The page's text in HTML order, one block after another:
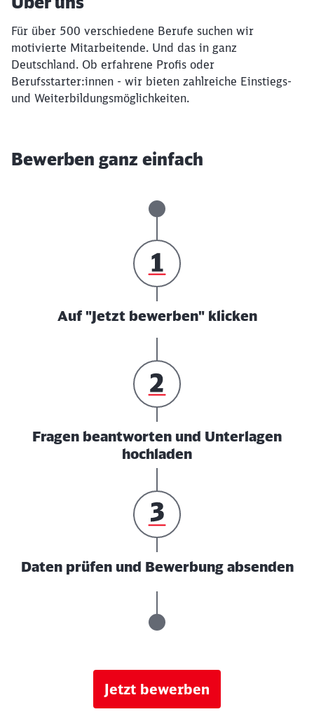
Für über 500 verschiedene Berufe suchen wir
motivierte Mitarbeitende. Und das in ganz
Deutschland. Ob erfahrene Profis oder
Berufsstarter:innen - wir bieten zahlreiche Einstiegs-
und Weiterbildungsmöglichkeiten.
Bewerben ganz einfach
Auf "Jetzt bewerben" klicken
Fragen beantworten und Unterlagen
hochladen
Daten prüfen und Bewerbung absenden
Jetzt bewerben